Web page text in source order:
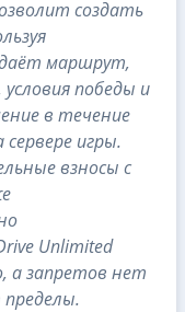
создать
маршрут,
победы и
в течение
игры.
взносы с
Unlimited
а запретов нет